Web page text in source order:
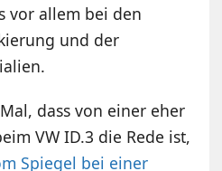
vor allem bei den
und der
dass von einer eher
VW ID.3 die Rede ist,
Spiegel bei einer